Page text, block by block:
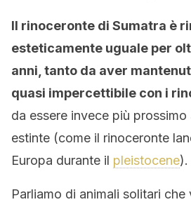
Il rinoceronte di Sumatra è
esteticamente uguale per
anni, tanto da aver
quasi impercettibile con i
da essere invece più
estinte (come il rinoceronte
Europa durante il pleistocene).
Parliamo di animali solitari